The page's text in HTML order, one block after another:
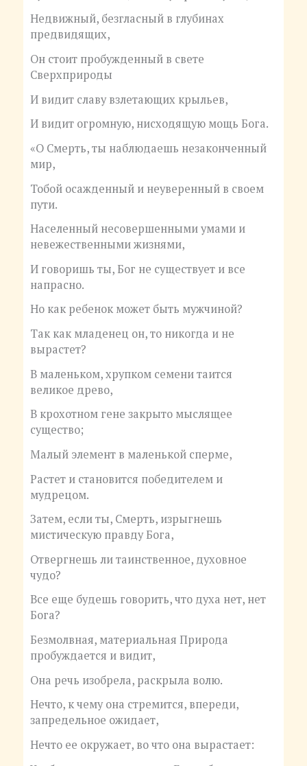
Недвижный, безгласный в глубинах
предвидящих,
Он стоит пробужденный в свете
Сверхприроды
И видит славу взлетающих крыльев,
И видит огромную, нисходящую мощь Бога.
«О Смерть, ты наблюдаешь незаконченный
мир,
Тобой осажденный и неуверенный в своем
пути.
Населенный несовершенными умами и
невежественными жизнями,
И говоришь ты, Бог не существует и все
напрасно.
Но как ребенок может быть мужчиной?
Так как младенец он, то никогда и не
вырастет?
В маленьком, хрупком семени таится
великое древо,
В крохотном гене закрыто мыслящее
существо;
Малый элемент в маленькой сперме,
Растет и становится победителем и
мудрецом.
Затем, если ты, Смерть, изрыгнешь
мистическую правду Бога,
Отвергнешь ли таинственное, духовное
чудо?
Все еще будешь говорить, что духа нет, нет
Бога?
Безмолвная, материальная Природа
пробуждается и видит,
Она речь изобрела, раскрыла волю.
Нечто, к чему она стремится, впереди,
запредельное ожидает,
Нечто ее окружает, во что она вырастает: